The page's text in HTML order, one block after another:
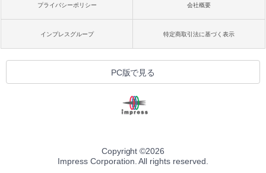
プライバシーポリシー 会社概要
インプレスグループ 特定商取引法に基づく表示
PC版で見る
Copyright ©2026
Impress Corporation. All rights reserved.